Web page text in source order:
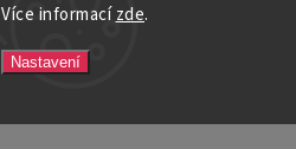
Více informacízde.
Nastavení